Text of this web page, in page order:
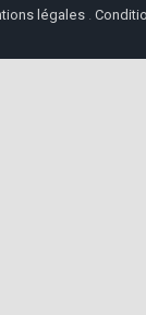
légales .